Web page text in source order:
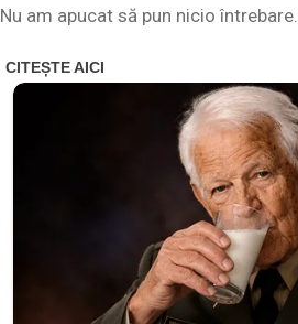
Nu am apucat să pun nicio întrebare.